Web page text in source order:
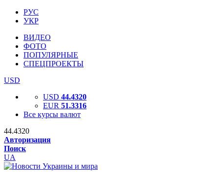
РУС
УКР
ВИДЕО
ФОТО
ПОПУЛЯРНЫЕ
СПЕЦПРОЕКТЫ
USD
USD 44.4320
EUR 51.3316
Все курсы валют
44.4320
Авторизация
Поиск
UA